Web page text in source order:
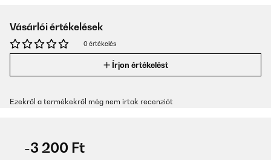
Vásárlói értékelések
0 értékelés
Írjon értékelést
Ezekről a termékekről még nem írtak recenziót
-3 200 Ft